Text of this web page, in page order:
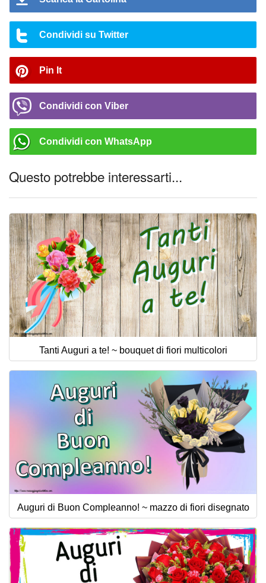
Condividi su Twitter
Pin It
Condividi con Viber
Condividi con WhatsApp
Questo potrebbe interessarti...
Tanti Auguri a te! ~ bouquet di fiori multicolori
Auguri di Buon Compleanno! ~ mazzo di fiori disegnato